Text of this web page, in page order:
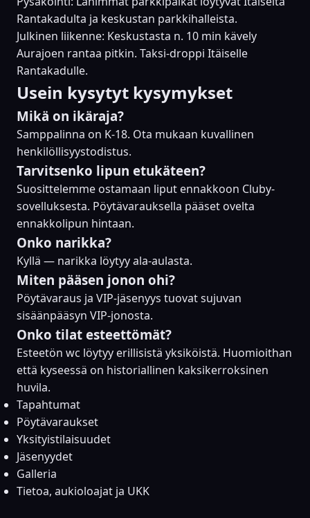
Rantakadulta ja keskustan parkkihalleista.
Julkinen liikenne: Keskustasta n. 10 min kävely
Aurajoen rantaa pitkin. Taksi-droppi Itäiselle
Rantakadulle.
Usein kysytyt kysymykset
Mikä on ikäraja?
Samppalinna on K-18. Ota mukaan kuvallinen
henkilöllisyystodistus.
Tarvitsenko lipun etukäteen?
Suosittelemme ostamaan liput ennakkoon Cluby-
sovelluksesta. Pöytävarauksella pääset ovelta
ennakkolipun hintaan.
Onko narikka?
Kyllä — narikka löytyy ala-aulasta.
Miten pääsen jonon ohi?
Pöytävaraus ja VIP-jäsenyys tuovat sujuvan
sisäänpääsyn VIP-jonosta.
Onko tilat esteettömät?
Esteetön wc löytyy erillisistä yksiköistä. Huomioithan
että kyseessä on historiallinen kaksikerroksinen
huvila.
Tapahtumat
Pöytävaraukset
Yksityistilaisuudet
Jäsenyydet
Galleria
Tietoa, aukioloajat ja UKK